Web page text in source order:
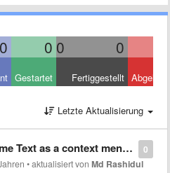
0 0 0 0
Gestartet Fertiggestellt
Letzte Aktualisierung
0
option when right-clicking Windows folders
•aktualisiert vonMd Rashidul